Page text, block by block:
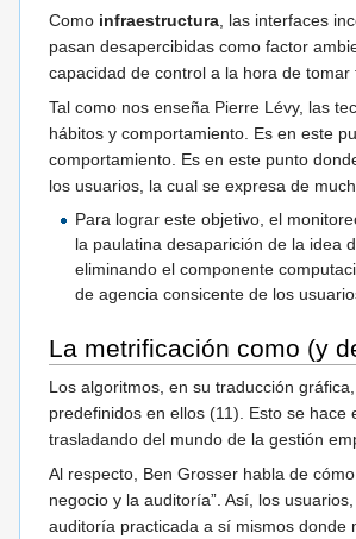
Como infraestructura, las interfaces
pasan desapercibidas como factor
capacidad de control a la hora de tomar
Tal como nos enseña Pierre Lévy, las
hábitos y comportamiento. Es en este
comportamiento. Es en este punto
los usuarios, la cual se expresa de
Para lograr este objetivo, el
la paulatina desaparición de la idea
eliminando el componente
de agencia consicente de los
La metrificación como (y
Los algoritmos, en su traducción
predefinidos en ellos (11). Esto se
trasladando del mundo de la gestión
Al respecto, Ben Grosser habla de
negocio y la auditoría”. Así, los
auditoría practicada a sí mismos donde